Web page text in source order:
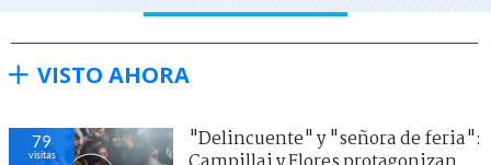
VISTO AHORA
79
visitas
"Delincuente" y "señora de feria":